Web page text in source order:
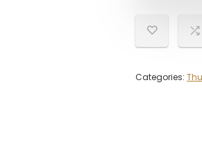
Categories: